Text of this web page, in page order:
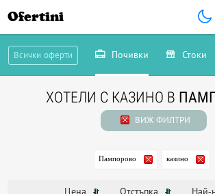
Ofertini
Всички оферти Почивки Стоки
ХОТЕЛИ С КАЗИНО В
ВИЖ ФИЛТРИ
Пампорово казино
Цена Отстъпка Най-